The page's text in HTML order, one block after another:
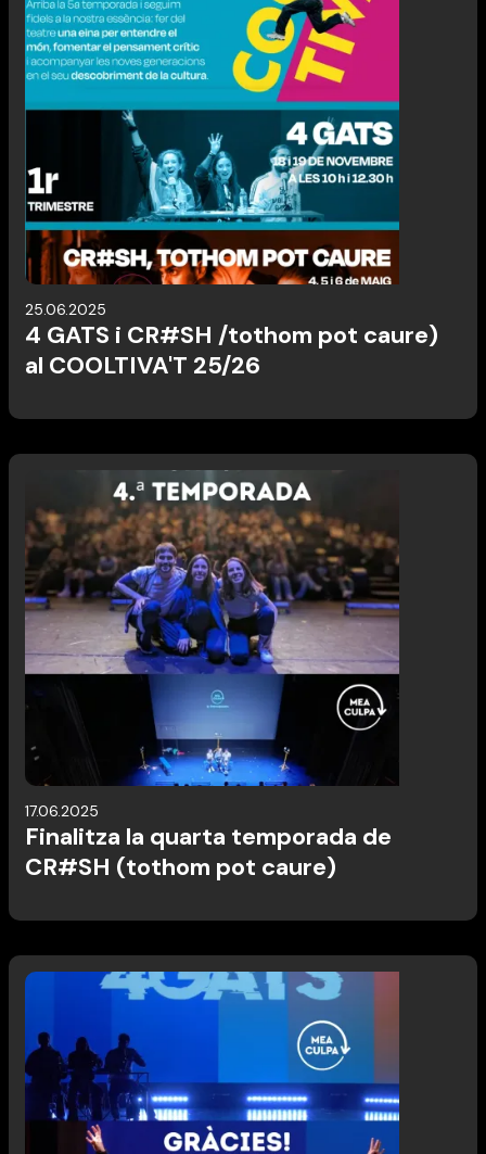
25.06.2025
4 GATS i CR#SH /tothom pot caure)
al COOLTIVA'T 25/26
17.06.2025
Finalitza la quarta temporada de
CR#SH (tothom pot caure)